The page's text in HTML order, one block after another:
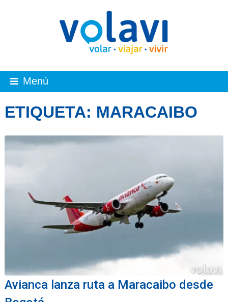
Menú
ETIQUETA: MARACAIBO
Avianca lanza ruta a Maracaibo desde